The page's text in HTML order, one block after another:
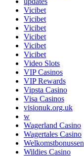
Vicibet
Vicibet
Vicibet
Vicibet
Vicibet
Vicibet
Video Slots
VIP Casinos
VIP Rewards
Vipsta Casino
Visa Casinos
visionuk.org.uk
w
Wagerland Casino
Wagertales Casino
Welkomstbonussen
Wildies Casino